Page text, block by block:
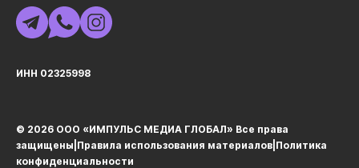
ИНН 02325998
© 2026 ООО «ИМПУЛЬС МЕДИА ГЛОБАЛ» Все права
защищеныㅤ|ㅤ Правила использования материалов Политика
конфиденциальности